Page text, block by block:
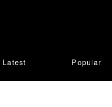
Latest Popular